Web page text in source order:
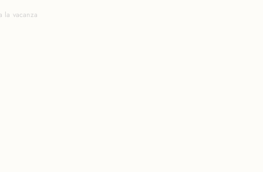
la vacanza